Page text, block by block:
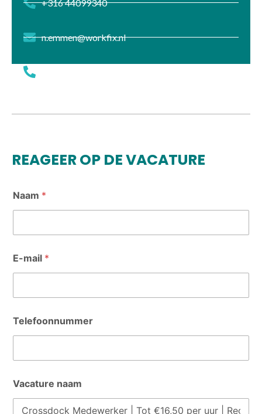
+316 44099340
n.emmen@workfix.nl
REAGEER OP DE VACATURE
-
m
n
a
a
V
c
r
Naam *
E-mail *
Telefoonnummer
Vacature naam